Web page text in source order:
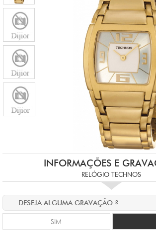
INFORMAÇÕES E
RELÓGIO TECHNOS
DESEJA ALGUMA GRAVAÇÃO ?
SIM